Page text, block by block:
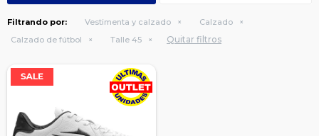
Filtrando por: Vestimenta y calzado
Calzado
Calzado de fútbol
Talle 45 Quitar filtros